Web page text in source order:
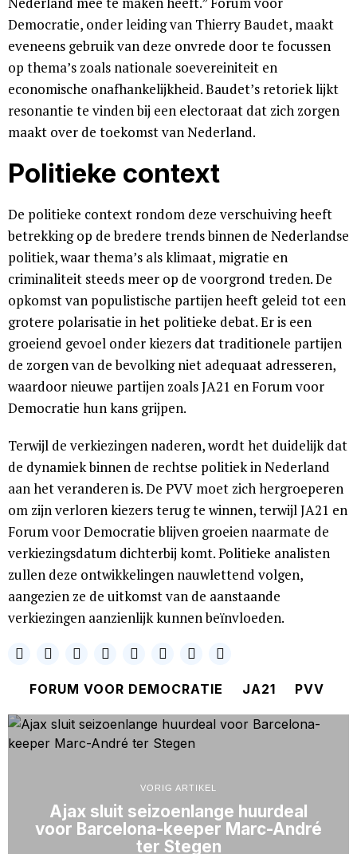
Democratie, onder leiding van Thierry Baudet, maakt
eveneens gebruik van deze onvrede door te focussen
op thema’s zoals nationale soevereiniteit en
economische onafhankelijkheid. Baudet’s retoriek lijkt
resonantie te vinden bij een electoraat dat zich zorgen
maakt over de toekomst van Nederland.
Politieke context
De politieke context rondom deze verschuiving heeft
betrekking op de bredere trends binnen de Nederlandse
politiek, waar thema’s als klimaat, migratie en
criminaliteit steeds meer op de voorgrond treden. De
opkomst van populistische partijen heeft geleid tot een
grotere polarisatie in het politieke debat. Er is een
groeiend gevoel onder kiezers dat traditionele partijen
de zorgen van de bevolking niet adequaat adresseren,
waardoor nieuwe partijen zoals JA21 en Forum voor
Democratie hun kans grijpen.
Terwijl de verkiezingen naderen, wordt het duidelijk dat
de dynamiek binnen de rechtse politiek in Nederland
aan het veranderen is. De PVV moet zich hergroeperen
om zijn verloren kiezers terug te winnen, terwijl JA21 en
Forum voor Democratie blijven groeien naarmate de
verkiezingsdatum dichterbij komt. Politieke analisten
zullen deze ontwikkelingen nauwlettend volgen,
aangezien ze de uitkomst van de aanstaande
verkiezingen aanzienlijk kunnen beïnvloeden.
FORUM VOOR DEMOCRATIE JA21 PVV
VORIG ARTIKEL
Ajax sluit seizoenlange huurdeal
voor Barcelona-keeper Marc-André
ter Stegen